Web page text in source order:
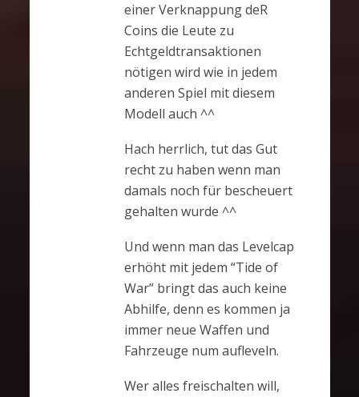
einer Verknappung deR
Coins die Leute zu
Echtgeldtransaktionen
nötigen wird wie in jedem
anderen Spiel mit diesem
Modell auch ^^
Hach herrlich, tut das Gut
recht zu haben wenn man
damals noch für bescheuert
gehalten wurde ^^
Und wenn man das Levelcap
erhöht mit jedem “Tide of
War” bringt das auch keine
Abhilfe, denn es kommen ja
immer neue Waffen und
Fahrzeuge num aufleveln.
Wer alles freischalten will,